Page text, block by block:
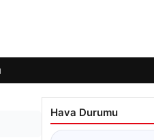
Hava Durumu